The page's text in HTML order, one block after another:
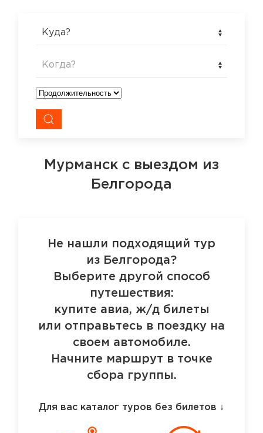
Куда?
Когда?
Мурманск с выездом из
Белгорода
Не нашли подходящий тур
из Белгорода?
Выберите другой способ
путешествия:
купите авиа, ж/д билеты
или отправьтесь в поездку на
своем автомобиле.
Начните маршрут в точке
сбора группы.
Для вас каталог туров без билетов ↓